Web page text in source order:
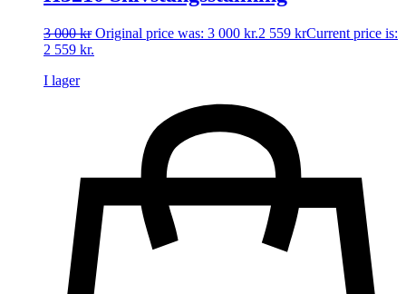
3 000kr Original price was: 3 000 kr.2 559 krCurrent price is:
2 559 kr.
I lager